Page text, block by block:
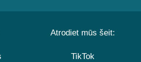
Atrodiet mūs šeit:
TikTok